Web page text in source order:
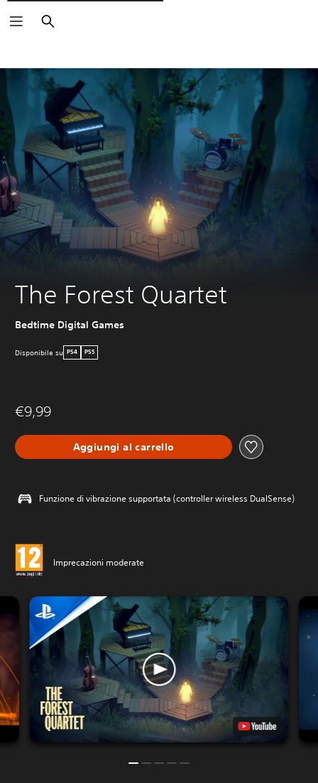
Cerca
The Forest Quartet
Bedtime Digital Games
Disponibile su PS4 PS5
€9,99
Aggiungi al carrello
Funzione di vibrazione supportata (controller wireless DualSense)
Imprecazioni moderate